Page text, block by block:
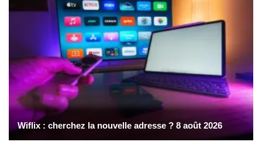
Wiflix : cherchez la nouvelle adresse ? 8 août 2026